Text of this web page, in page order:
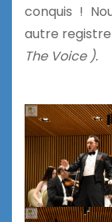
conquis !
autre
The Voice ).